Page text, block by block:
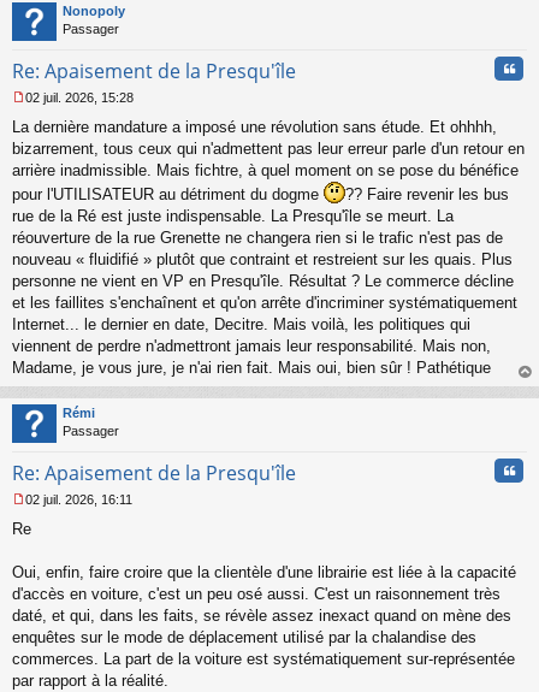
Nonopoly
Passager
Re: Apaisement de la Presqu'île
e
s
s
g
e
n
o
l
u
02 juil. 2026, 15:28
La dernière mandature a imposé une révolution sans étude. Et ohhhh,
bizarrement, tous ceux qui n'admettent pas leur erreur parle d'un retour en
arrière inadmissible. Mais fichtre, à quel moment on se pose du bénéfice
pour l'UTILISATEUR au détriment du dogme
?? Faire revenir les bus
rue de la Ré est juste indispensable. La Presqu'île se meurt. La
réouverture de la rue Grenette ne changera rien si le trafic n'est pas de
nouveau « fluidifié » plutôt que contraint et restreient sur les quais. Plus
personne ne vient en VP en Presqu'île. Résultat ? Le commerce décline
et les faillites s'enchaînent et qu'on arrête d'incriminer systématiquement
Internet... le dernier en date, Decitre. Mais voilà, les politiques qui
viennent de perdre n'admettront jamais leur responsabilité. Mais non,
Madame, je vous jure, je n'ai rien fait. Mais oui, bien sûr ! Pathétique
au
Rémi
Passager
Re: Apaisement de la Presqu'île
e
s
g
e
n
o
n
02 juil. 2026, 16:11
Re
Oui, enfin, faire croire que la clientèle d'une librairie est liée à la capacité
d'accès en voiture, c'est un peu osé aussi. C'est un raisonnement très
daté, et qui, dans les faits, se révèle assez inexact quand on mène des
enquêtes sur le mode de déplacement utilisé par la chalandise des
commerces. La part de la voiture est systématiquement sur-représentée
par rapport à la réalité.